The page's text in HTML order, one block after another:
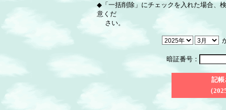
◆「一括削除」にチェックを入れた場合、
意くだ
さい。
暗証番号：
記帳
（